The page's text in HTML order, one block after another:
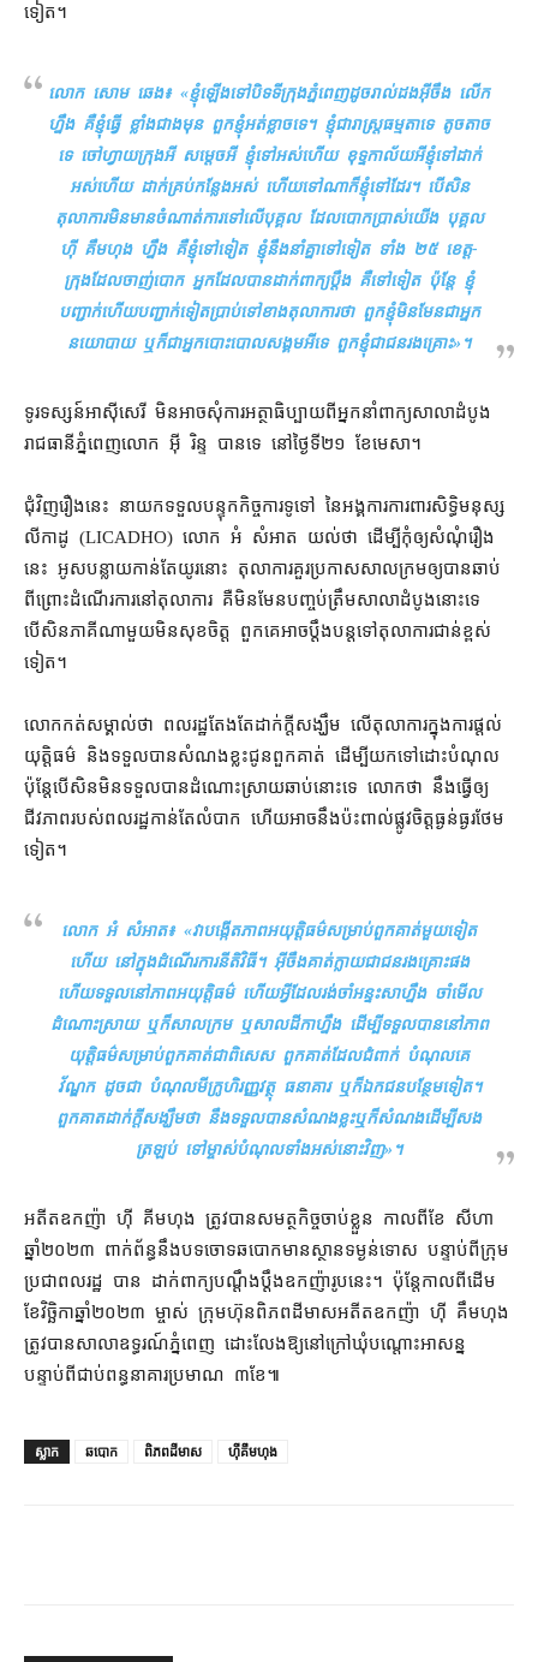
ទៀត។
លោក សោម ឆេង៖ «ខ្ញុំ​ឡើង​ទៅ​បិទ​ទីក្រុង​ភ្នំពេញ​ដូច​រាល់ដង​អ៊ីចឹង លើក​
ហ្នឹង គឺ​ខ្ញុំ​ធ្វើ ខ្លាំង​ជាង​មុន ពួក​ខ្ញុំ​អត់​ខ្លាច​ទេ​។ ខ្ញុំ​ជា​រាស្ត្រ​ធម្មតា​ទេ តូចតាច​
ទេ ចៅហ្វាយក្រុង​អី សម្ដេច​អី ខ្ញុំ​ទៅ​អស់ហើយ ខុទ្ទកាល័យ​អី​ខ្ញុំ​ទៅ​ដាក់​
អស់ហើយ ដាក់​គ្រប់កន្លែង​អស់ ហើយ​ទៅណា​ក៏​ខ្ញុំ​ទៅ​ដែរ​។ បើសិន​
តុលាការ​មិន​មាន​ចំណាត់ការ​ទៅលើ​បុគ្គល ដែល​បោកប្រាស់​យើង បុគ្គល
ហ៊ី គឹមហុង ហ្នឹង គឺ​ខ្ញុំ​ទៅទៀត ខ្ញុំ​នឹង​នាំគ្នា​ទៅទៀត ទាំង ២៥ ខេត្ត​-​
ក្រុង​ដែល​ចាញ់បោក អ្នក​ដែល​បាន​ដាក់​ពាក្យ​ប្ដឹង គឺ​ទៅទៀត ប៉ុន្តែ ខ្ញុំ​
បញ្ជាក់​ហើយ​បញ្ជាក់​ទៀត​ប្រាប់​ទៅ​ខាង​តុលាការ​ថា ពួក​ខ្ញុំ​មិនមែន​ជា​អ្នក
នយោបាយ ឬក៏​ជា​អ្នក​បោះ​បោល​សង្គម​អី​ទេ ពួក​ខ្ញុំ​ជា​ជនរងគ្រោះ»។
ទូរទស្សន៍​អាស៊ីសេរី មិនអាច​សុំ​ការ​អត្ថាធិប្បាយ​ពី​អ្នកនាំពាក្យ​សាលាដំបូង​
រាជធានី​ភ្នំពេញ​លោក អ៊ី រិន្ទ បាន​ទេ នៅ​ថ្ងៃទី​២១ ខែ​មេសា។
ជុំវិញ​រឿង​នេះ នាយក​ទទួលបន្ទុក​កិច្ចការ​ទូទៅ នៃ​អង្គការ​ការពារ​សិទ្ធិមនុស្ស​
លីកាដូ (LICADHO) លោក អំ សំអាត យល់ថា ដើម្បី​កុំ​ឲ្យ​សំណុំ​រឿង​
នេះ អូស​បន្លាយ​កាន់តែ​យូរ​នោះ តុលា​ការគួរ​ប្រកាស​សាលក្រម​ឲ្យ​បាន​ឆាប់
ពីព្រោះ​ដំណើរការ​នៅ​តុលាការ គឺ​មិនមែន​បញ្ចប់​ត្រឹម​សាលាដំបូង​នោះ​ទេ
បើសិន​ភាគី​ណាមួយ​មិន​សុខចិត្ត ពួកគេ​អាច​ប្ដឹង​បន្ត​ទៅ​តុលាការ​ជាន់ខ្ពស់​
ទៀត។
លោក​កត់សម្គាល់​ថា ពលរដ្ឋ​តែងតែ​ដាក់​ក្ដី​សង្ឃឹម លើ​តុលាការ​ក្នុង​ការ​ផ្ដល់​
យុត្តិធម៌ និង​ទទួល​បាន​សំណង​ខ្លះ​ជូន​ពួកគាត់ ដើម្បី​យក​ទៅ​ដោះបំណុល
ប៉ុន្តែ​បើសិន​មិន​ទទួល​បាន​ដំណោះស្រាយ​ឆាប់​នោះ​ទេ លោក​ថា នឹង​ធ្វើ​ឲ្យ​
ជីវភាព​របស់​ពលរដ្ឋ​កាន់តែ​លំបាក ហើយ​អាច​នឹង​ប៉ះពាល់​ផ្លូវចិត្ត​ធ្ងន់ធ្ងរ​ថែម
ទៀត។
លោក អំ សំអាត៖ «វា​បង្កើត​ភាព​អយុត្តិធម៌​សម្រាប់​ពួកគាត់​មួយទៀត​
ហើយ នៅក្នុង​ដំណើរការ​នីតិវិធី​។ អ៊ីចឹង​គាត់​ក្លាយជា​ជនរងគ្រោះ​ផង
ហើយ​ទទួល​នៅ​ភាព​អយុត្តិធម៌ ហើយ​អ្វី​ដែល​រង់ចាំ​អន្ទះសា​ហ្នឹង ចាំ​មើល​
ដំណោះស្រាយ ឬក៏​សាលក្រម ឬ​សាលដីកា​ហ្នឹង ដើម្បី​ទទួល​បាន​នៅ​ភាព​
យុត្តិធម៌​សម្រាប់​ពួកគាត់​ជាពិសេស ពួកគាត់​ដែល​ជំពាក់ បំណុល​គេ
វ័ណ្ឌក ដូចជា បំណុល​មីក្រូហិរញ្ញវត្ថុ ធនាគារ ឬក៏​ឯកជន​បន្ថែម​ទៀត​។
ពួក​គាត​ដាក់​ក្ដី​សង្ឃឹមថា នឹង​ទទួល​បាន​សំណង​ខ្លះ​ឬក៏​សំណង​ដើម្បី​សង​
ត្រឡប់ ទៅ​ម្ចាស់បំណុល​ទាំងអស់​នោះ​វិញ»។
អតីត​ឧកញ៉ា ហ៊ី គីមហុង ត្រូវ​បាន​សមត្ថកិច្ច​ចាប់ខ្លួន កាលពី​ខែ សីហា
ឆ្នាំ​២០២៣ ពាក់ព័ន្ធ​នឹង​បទ​ចោទ​ឆបោក​មាន​ស្ថាន​ទម្ងន់ទោស បន្ទាប់ពី​ក្រុម​
ប្រជាពលរដ្ឋ បាន ដាក់ពាក្យ​បណ្ដឹង​ប្ដឹង​ឧកញ៉ា​រូប​នេះ​។ ប៉ុន្តែ​កាលពីដើម​
ខែវិច្ឆិកា​ឆ្នាំ​២០២៣ ម្ចាស់ ក្រុមហ៊ុន​ពិភព​ដី​មាស​អតីត​ឧកញ៉ា ហ៊ី គឹមហុង
ត្រូវ​បាន​សាលាឧទ្ធរណ៍​ភ្នំពេញ ដោះលែង​ឱ្យ​នៅ​ក្រៅ​ឃុំ​បណ្ដោះអាសន្ន
បន្ទាប់ពី​ជាប់​ពន្ធនាគារ​ប្រមាណ ៣​ខែ៕
ស្លាក ឆបោក ពិភពដីមាស ហ៊ីគឹមហុង